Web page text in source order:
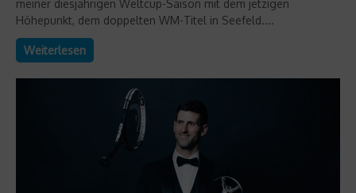
meiner diesjährigen Weltcup-Saison mit dem jetzigen
Höhepunkt, dem doppelten WM-Titel in Seefeld....
Weiterlesen